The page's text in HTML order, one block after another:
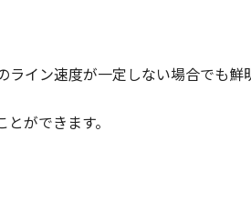
イン速度が一定しない場合でも鮮
ができます。